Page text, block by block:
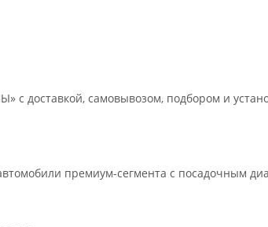
с доставкой, самовывозом, подбором и
премиум-сегмента с посадочным